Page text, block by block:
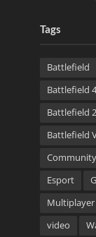
Tags
Battlefield
Battlefield 4
Battlefield
Battlefield
Esport
Multiplayer
video